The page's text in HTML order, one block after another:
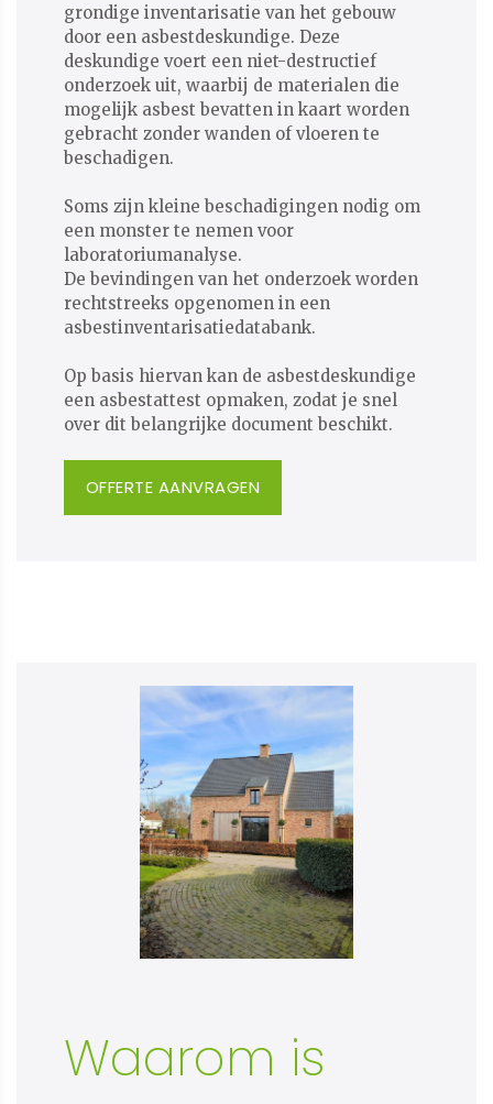
grondige inventarisatie van het gebouw
door een asbestdeskundige. Deze
deskundige voert een niet-destructief
onderzoek uit, waarbij de materialen die
mogelijk asbest bevatten in kaart worden
gebracht zonder wanden of vloeren te
beschadigen.
Soms zijn kleine beschadigingen nodig om
een monster te nemen voor
laboratoriumanalyse.
De bevindingen van het onderzoek worden
rechtstreeks opgenomen in een
asbestinventarisatiedatabank.
​​​​​​​Op basis hiervan kan de asbestdeskundige
een asbestattest opmaken, zodat je snel
over dit belangrijke document beschikt.
OFFERTE AANVRAGEN
Waarom is